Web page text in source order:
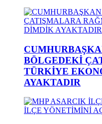
BÖLGEDEKİ
TÜRKİYE
AYAKTADIR